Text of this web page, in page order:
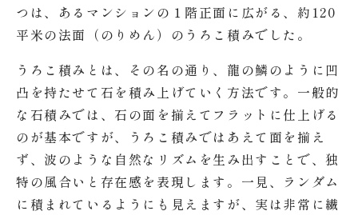
つは、あるマンションの１階正面に広がる、約120
平米の法面（のりめん）のうろこ積みでした。
うろこ積みとは、その名の通り、龍の鱗のように凹
凸を持たせて石を積み上げていく方法です。一般的
な石積みでは、石の面を揃えてフラットに仕上げる
のが基本ですが、うろこ積みではあえて面を揃え
ず、波のような自然なリズムを生み出すことで、独
特の風合いと存在感を表現します。一見、ランダム
に積まれているようにも見えますが、実は非常に繊